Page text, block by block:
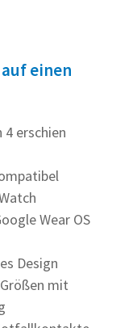
einen
4 erschien
Wear OS
Design
mit